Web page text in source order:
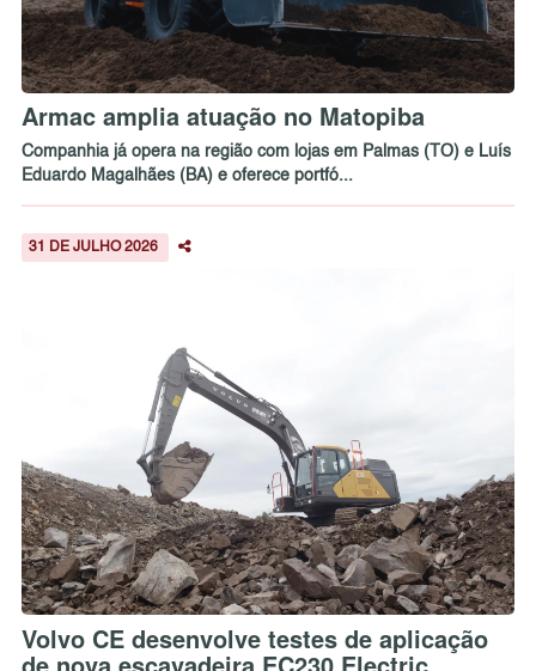
Armac amplia atuação no Matopiba
Companhia já opera na região com lojas em Palmas (TO) e Luís
Eduardo Magalhães (BA) e oferece portfó...
31 DE JULHO 2026
Volvo CE desenvolve testes de aplicação